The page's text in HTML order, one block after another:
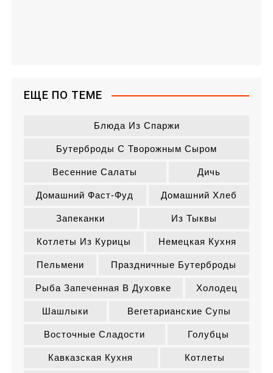
ЕЩЕ ПО ТЕМЕ
Блюда Из Спаржи
Бутерброды С Творожным Сыром
Весенние Салаты Дичь
Домашний Фаст-Фуд Домашний Хлеб
Запеканки Из Тыквы
Котлеты Из Курицы Немецкая Кухня
Пельмени Праздничные Бутерброды
Рыба Запеченная В Духовке Холодец
Шашлыки Вегетарианские Супы
Восточные Сладости Голубцы
Кавказская Кухня Котлеты